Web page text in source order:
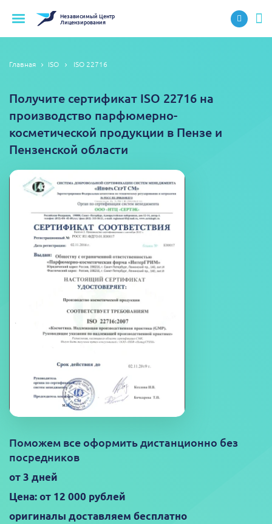
НезависимыйЦентр
Лицензирования
Главная ISO ISO 22716
Получите сертификат ISO 22716 на
производство парфюмерно-
косметической продукции в Пензе и
Пензенской области
Поможем все оформить дистанционно без
посредников
от 3 дней
Цена: от 12 000 рублей
оригиналы доставляем бесплатно